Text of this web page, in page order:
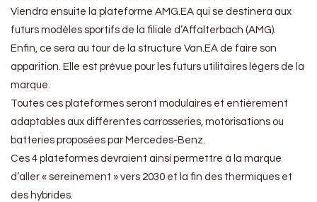
Viendra ensuite la plateforme AMG.EA qui se destinera aux
futurs modèles sportifs de la filiale d’Affalterbach (AMG).
Enfin, ce sera au tour de la structure Van.EA de faire son
apparition. Elle est prévue pour les futurs utilitaires légers de la
marque.
Toutes ces plateformes seront modulaires et entièrement
adaptables aux différentes carrosseries, motorisations ou
batteries proposées par Mercedes-Benz.
Ces 4 plateformes devraient ainsi permettre à la marque
d’aller « sereinement » vers 2030 et la fin des thermiques et
des hybrides.